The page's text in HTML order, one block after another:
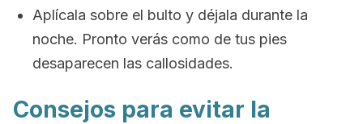
Aplícala sobre el bulto y déjala durante la
noche. Pronto verás como de tus pies
desaparecen las callosidades.
Consejos para evitar la